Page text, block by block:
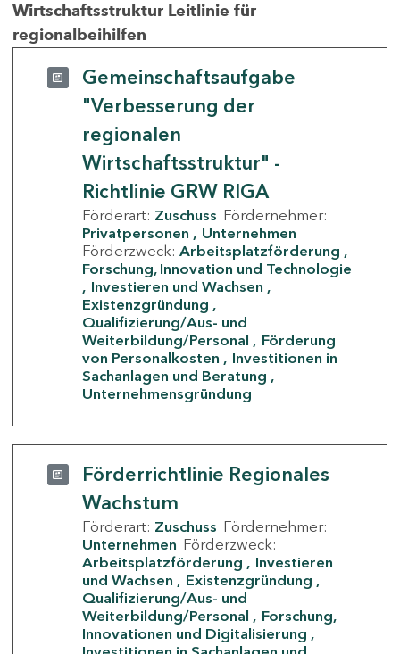
Wirtschaftsstruktur Leitlinie für
regionalbeihilfen
Gemeinschaftsaufgabe
"Verbesserung der
regionalen
Wirtschaftsstruktur" -
Richtlinie GRW RIGA
Förderart: Zuschuss Fördernehmer:
Privatpersonen
Unternehmen
Förderzweck: Arbeitsplatzförderung
Forschung, Innovation und Technologie
Investieren und Wachsen
Existenzgründung
Qualifizierung/Aus- und
Weiterbildung/Personal
Förderung
von Personalkosten
Investitionen in
Sachanlagen und Beratung
Unternehmensgründung
Förderrichtlinie Regionales
Wachstum
Förderart: Zuschuss Fördernehmer:
Unternehmen Förderzweck:
Arbeitsplatzförderung
Investieren
und Wachsen
Existenzgründung
Qualifizierung/Aus- und
Weiterbildung/Personal
Forschung,
Innovationen und Digitalisierung